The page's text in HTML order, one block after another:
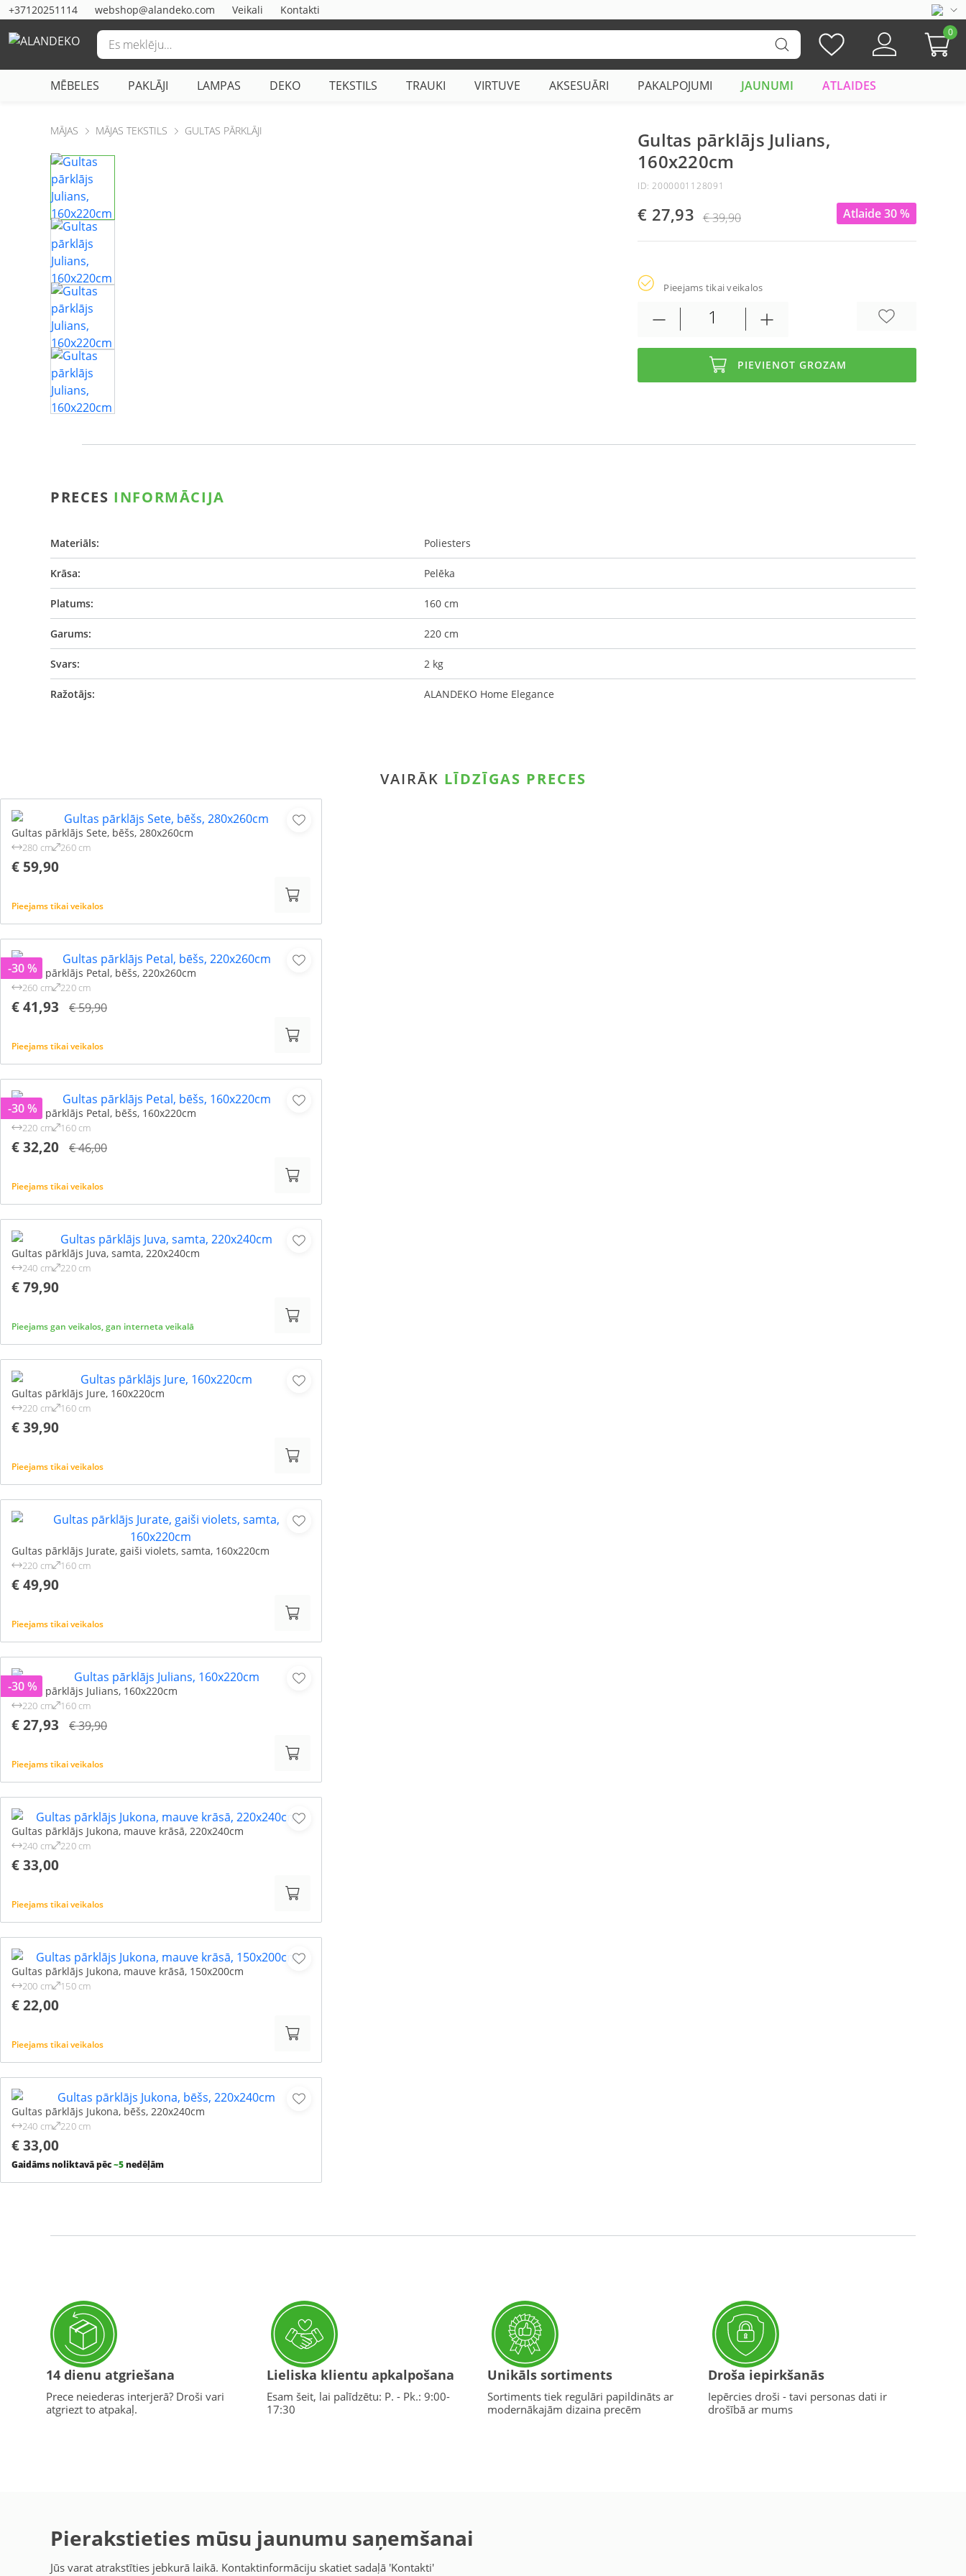
+37120251114 webshop@alandeko.com Veikali Kontakti
0
MĒBELES PAKLĀJI LAMPAS DEKO TEKSTILS TRAUKI VIRTUVE AKSESUĀRI PAKALPOJUMI JAUNUMI ATLAIDES
MĀJAS MĀJAS TEKSTILS GULTAS PĀRKLĀJI
Gultas pārklājs Julians,
160x220cm
ID: 2000001128091
Atlaide 30 %
€ 27,93 € 39,90
Pieejams tikai veikalos
PIEVIENOT GROZAM
PRECES INFORMĀCIJA
Materiāls: Poliesters
Krāsa: Pelēka
Platums: 160 cm
Garums: 220 cm
Svars: 2 kg
Ražotājs: ALANDEKO Home Elegance
VAIRĀK LĪDZĪGAS PRECES
Gultas pārklājs Sete, bēšs, 280x260cm
280 cm 260 cm
€ 59,90
Pieejams tikai veikalos
Gultas pārklājs Petal, bēšs, 220x260cm
260 cm 220 cm
€ 41,93 € 59,90
Pieejams tikai veikalos
-30 %
Gultas pārklājs Petal, bēšs, 160x220cm
220 cm 160 cm
€ 32,20 € 46,00
Pieejams tikai veikalos
-30 %
Gultas pārklājs Juva, samta, 220x240cm
240 cm 220 cm
€ 79,90
Pieejams gan veikalos, gan interneta veikalā
Gultas pārklājs Jure, 160x220cm
220 cm 160 cm
€ 39,90
Pieejams tikai veikalos
Gultas pārklājs Jurate, gaiši violets, samta, 160x220cm
220 cm 160 cm
€ 49,90
Pieejams tikai veikalos
Gultas pārklājs Julians, 160x220cm
220 cm 160 cm
€ 27,93 € 39,90
Pieejams tikai veikalos
-30 %
Gultas pārklājs Jukona, mauve krāsā, 220x240cm
240 cm 220 cm
€ 33,00
Pieejams tikai veikalos
Gultas pārklājs Jukona, mauve krāsā, 150x200cm
200 cm 150 cm
€ 22,00
Pieejams tikai veikalos
Gultas pārklājs Jukona, bēšs, 220x240cm
240 cm 220 cm
€ 33,00
Gaidāms noliktavā pēc~5nedēļām
14 dienu atgriešana
Prece neiederas interjerā? Droši vari
atgriezt to atpakaļ.
Lieliska klientu apkalpošana
Esam šeit, lai palīdzētu: P. - Pk.: 9:00-
17:30
Unikāls sortiments
Sortiments tiek regulāri papildināts ar
modernākajām dizaina precēm
Droša iepirkšanās
Iepērcies droši - tavi personas dati ir
drošībā ar mums
Pierakstieties mūsu jaunumu saņemšanai
Jūs varat atrakstīties jebkurā laikā. Kontaktinformāciju skatiet sadaļā 'Kontakti'